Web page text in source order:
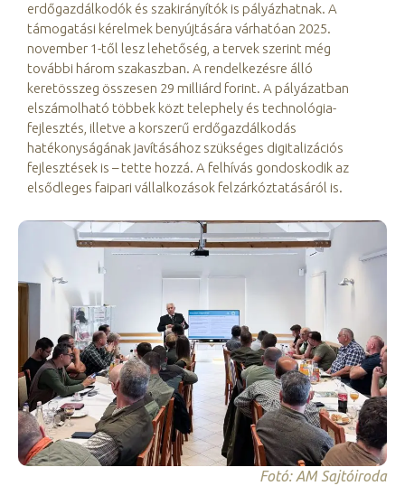
erdőgazdálkodók és szakirányítók is pályázhatnak. A
támogatási kérelmek benyújtására várhatóan 2025.
november 1-től lesz lehetőség, a tervek szerint még
további három szakaszban. A rendelkezésre álló
keretösszeg összesen 29 milliárd forint. A pályázatban
elszámolható többek közt telephely és technológia-
fejlesztés, illetve a korszerű erdőgazdálkodás
hatékonyságának javításához szükséges digitalizációs
fejlesztések is – tette hozzá. A felhívás gondoskodik az
elsődleges faipari vállalkozások felzárkóztatásáról is.
Fotó: AM Sajtóiroda